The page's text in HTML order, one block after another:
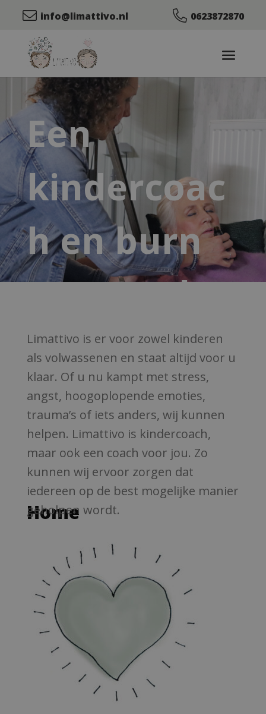
info@limattivo.nl 0623872870
Een
kindercoac
h en burn
out coach
in
Oudenbosc
h
Home
Een kindercoach
Oudenbosch
Limattivo is er voor zowel kinderen
als volwassenen en staat altijd voor u
klaar. Of u nu kampt met stress,
angst, hoogoplopende emoties,
trauma’s of iets anders, wij kunnen
helpen. Limattivo is kindercoach,
maar ook een coach voor jou. Zo
kunnen wij ervoor zorgen dat
iedereen op de best mogelijke manier
geholpen wordt.